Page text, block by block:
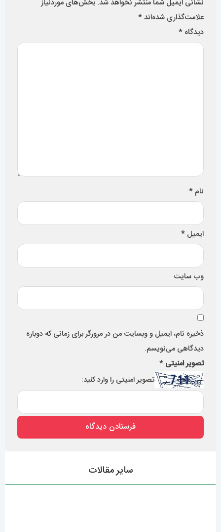
نشانی ایمیل شما منتشر نخواهد شد. بخش‌های موردنیاز
علامت‌گذاری شده‌اند*
دیدگاه *
نام *
ایمیل *
وب‌ سایت
ذخیره نام، ایمیل و وبسایت من در مرورگر برای زمانی که دوباره
دیدگاهی می‌نویسم.
تصویر امنیتی *
تصویر امنیتی را وارد کنید:
سایر مقالات